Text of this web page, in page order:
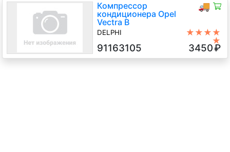
🚚
Компрессор
кондиционера Opel
Vectra B
DELPHI
2.2 Дизель, АКПП, Седан, 2001 г.в.
★★★★
★
91163105 3450₽